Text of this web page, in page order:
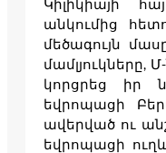
Կիլիկիայի
անկումից
մեծագույն
մամլյուկները,
կորցրեց իր
եվրոպացի
ավերված ու
եվրոպացի